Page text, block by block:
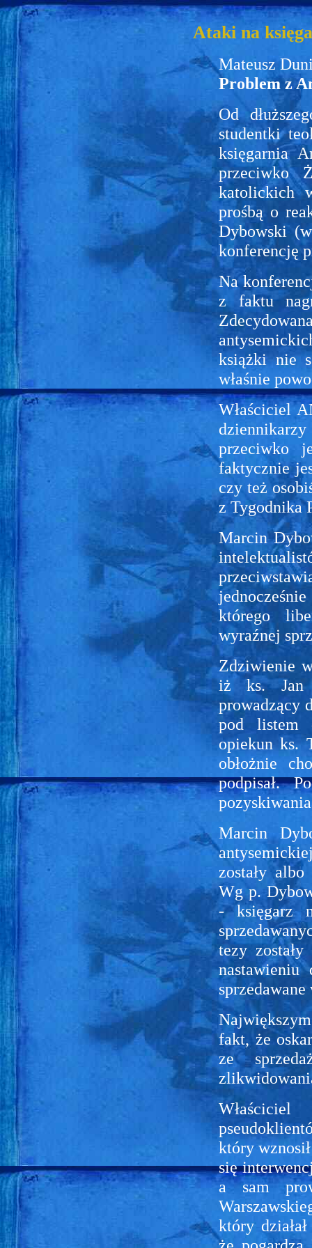
Ataki na
Mateusz
Problem z
Od
studentki
księgarnia
przeciwko
katolickich
prośbą o
Dybowski
konferencję
Na
z faktu
książki nie
właśnie
Właściciel
przeciwko
faktycznie
czy też
z Tygodnika
Marcin
którego
wyraźnej
Zdziwienie
iż ks. Jan
prowadzący
pod listem
opiekun ks.
obłożnie
podpisał.
Marcin
zostały
Wg p.
- księgarz
tezy
fakt, że
ze
który
się
a sam
który